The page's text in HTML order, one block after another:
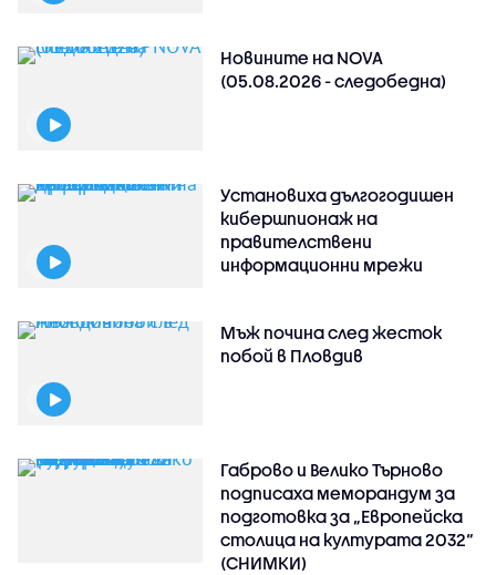
Новините на NOVA
(05.08.2026 - следобедна)
Установиха дългогодишен
кибершпионаж на
правителствени
информационни мрежи
Мъж почина след жесток
побой в Пловдив
Габрово и Велико Търново
подписаха меморандум за
подготовка за „Европейска
столица на културата 2032“
(СНИМКИ)